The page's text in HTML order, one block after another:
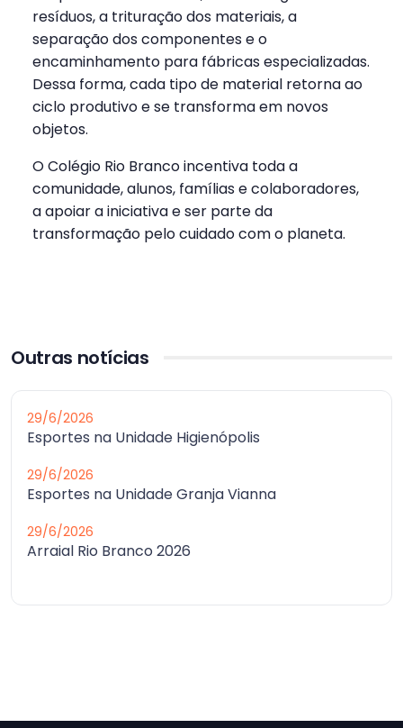
resíduos, a trituração dos materiais, a
separação dos componentes e o
encaminhamento para fábricas especializadas.
Dessa forma, cada tipo de material retorna ao
ciclo produtivo e se transforma em novos
objetos.
O Colégio Rio Branco incentiva toda a
comunidade, alunos, famílias e colaboradores,
a apoiar a iniciativa e ser parte da
transformação pelo cuidado com o planeta.
Outras notícias
29/6/2026
Esportes na Unidade Higienópolis
29/6/2026
Esportes na Unidade Granja Vianna
29/6/2026
Arraial Rio Branco 2026